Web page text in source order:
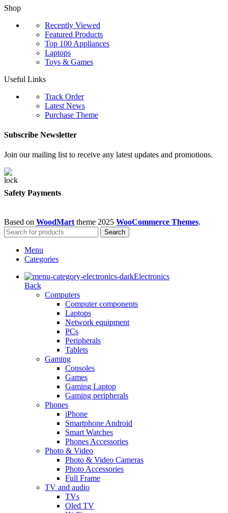
Shop
Recently Viewed
Featured Products
Top 100 Appliances
Laptops
Toys & Games
Useful Links
Track Order
Latest News
Purchase Theme
Subscribe Newsletter
Join our mailing list to receive any latest updates and promotions.
Safety Payments
Based on WoodMart theme 2025 WooCommerce Themes.
Search
Menu
Categories
Electronics
Back
Computers
Computer components
Laptops
Network equipment
PCs
Peripherals
Tablets
Gaming
Consoles
Games
Gaming Laptop
Gaming peripherals
Phones
iPhone
Smartphone Android
Smart Watches
Phones Accessories
Photo & Video
Photo & Video Cameras
Photo Accessories
Full Frame
TV and audio
TVs
Oled TV